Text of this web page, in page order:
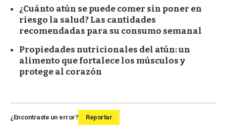
¿Cuánto atún se puede comer sin poner en
riesgo la salud? Las cantidades
recomendadas para su consumo semanal
Propiedades nutricionales del atún: un
alimento que fortalece los músculos y
protege al corazón
¿Encontraste un error? Reportar